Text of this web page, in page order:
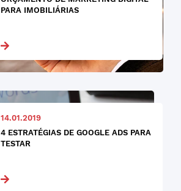
PARA IMOBILIÁRIAS
14.01.2019
4 ESTRATÉGIAS DE GOOGLE ADS PARA
TESTAR